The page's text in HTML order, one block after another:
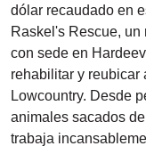
dólar recaudado en
Raskel's Rescue,
con sede en
rehabilitar y reubicar
Lowcountry. Desde
animales sacados
trabaja